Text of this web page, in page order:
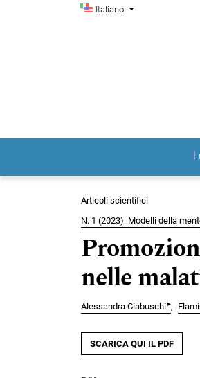
Salta al menu principale di navigazione
Salta al contenuto principale
Salta al piè di pagina del sitoCambia la lingua. La lingua
Italiano
Menu di
Menu principale
Articoli scientifici
N. 1 (2023): Modelli della
nelle
Alessandra Ciabuschi▸
SCARICA QUI IL PDF